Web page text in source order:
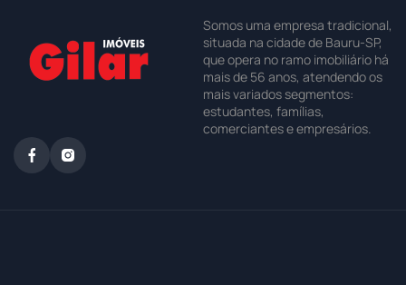
Somos uma empresa tradicional,
situada na cidade de Bauru-SP,
que opera no ramo imobiliário há
mais de 56 anos, atendendo os
mais variados segmentos:
estudantes, famílias,
comerciantes e empresários.